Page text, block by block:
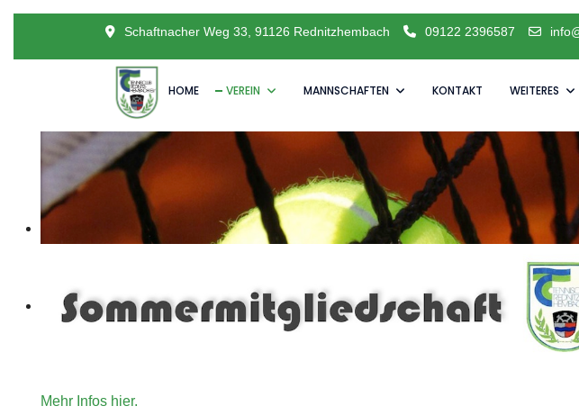
Schaftnacher Weg 33, 91126 Rednitzhembach 09122 2396587
HOME VEREIN MANNSCHAFTEN KONTAKT WEITERES
Mehr Infos hier.